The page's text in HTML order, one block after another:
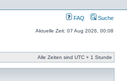
FAQ Suche
Aktuelle Zeit: 07 Aug 2026, 00:08
Alle Zeiten sind UTC + 1 Stunde